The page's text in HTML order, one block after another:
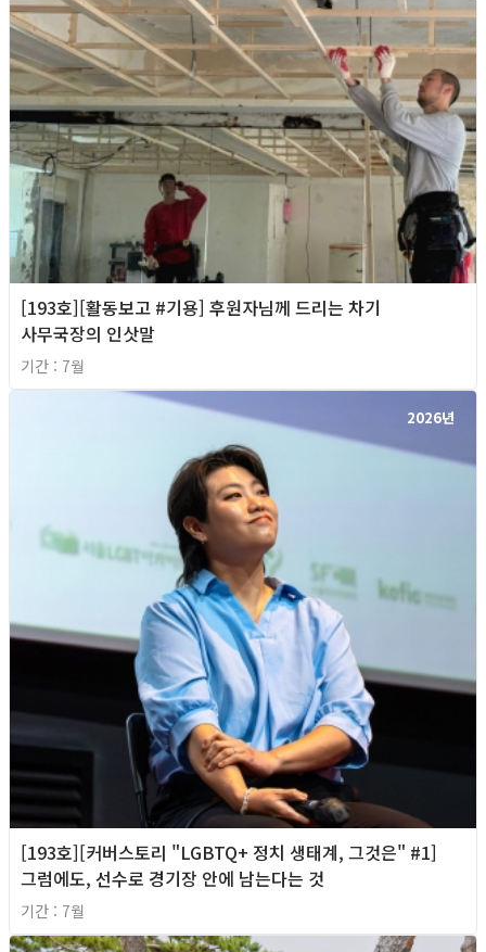
[193호][활동보고 #기용] 후원자님께 드리는 차기
사무국장의 인삿말
기간 : 7월
2026년
[193호][커버스토리 "LGBTQ+ 정치 생태계, 그것은" #1]
그럼에도, 선수로 경기장 안에 남는다는 것
기간 : 7월